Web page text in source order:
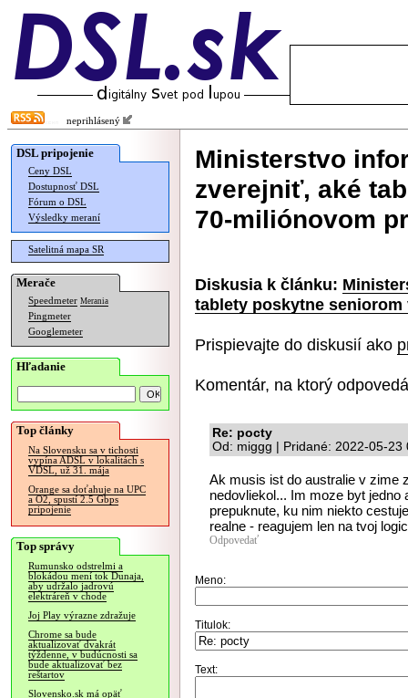
neprihlásený
DSL pripojenie
Ceny DSL
Dostupnosť DSL
Fórum o DSL
Výsledky meraní
Satelitná mapa SR
Merače
Speedmeter Merania
Pingmeter
Googlemeter
Hľadanie
Top články
Na Slovensku sa v tichosti
vypína ADSL v lokalitách s
VDSL, už 31. mája
Orange sa doťahuje na UPC
a O2, spustí 2.5 Gbps
pripojenie
Top správy
Rumunsko odstrelmi a
blokádou mení tok Dunaja,
aby udržalo jadrovú
elektráreň v chode
Joj Play výrazne zdražuje
Chrome sa bude
aktualizovať dvakrát
týždenne, v budúcnosti sa
bude aktualizovať bez
reštartov
Slovensko.sk má opäť
Ministerstvo
zverejniť, aké
70-miliónovom
Diskusia k článku:
tablety poskytne
Prispievajte do diskusií ako
Komentár, na ktorý
Re: pocty
Od: miggg | Pridané: 2022-05-23
Ak musis ist do australie v zime
nedovliekol... Im moze byt
prepuknute, ku nim niekto
realne - reagujem len na tvoj
Odpovedať
Meno:
Titulok:
Text: